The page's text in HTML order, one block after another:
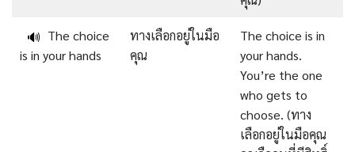
🔊 The choice
is in your hands
ทางเลือกอยู่ในมือ
คุณ
The choice is in
your hands.
You’re the one
who gets to
choose. (ทาง
เลือกอยู่ในมือคุณ